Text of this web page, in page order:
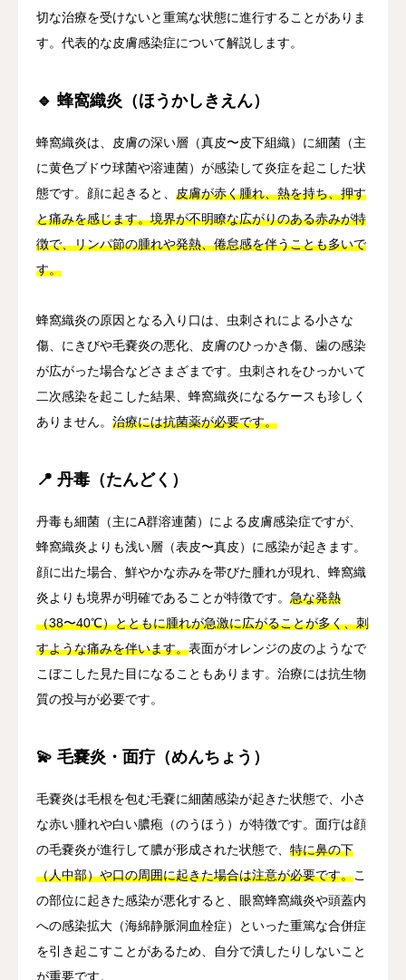
切な治療を受けないと重篤な状態に進行することがありま
す。代表的な皮膚感染症について解説します。
🔹 蜂窩織炎（ほうかしきえん）
蜂窩織炎は、皮膚の深い層（真皮〜皮下組織）に細菌（主
に黄色ブドウ球菌や溶連菌）が感染して炎症を起こした状
態です。顔に起きると、 皮膚が赤く腫れ、熱を持ち、押す
と痛みを感じます。境界が不明瞭な広がりのある赤みが特
徴で、リンパ節の腫れや発熱、倦怠感を伴うことも多いで
す。
蜂窩織炎の原因となる入り口は、虫刺されによる小さな
傷、にきびや毛嚢炎の悪化、皮膚のひっかき傷、歯の感染
が広がった場合などさまざまです。虫刺されをひっかいて
二次感染を起こした結果、蜂窩織炎になるケースも珍しく
ありません。 治療には抗菌薬が必要です。
📍 丹毒（たんどく）
丹毒も細菌（主にA群溶連菌）による皮膚感染症ですが、
蜂窩織炎よりも浅い層（表皮〜真皮）に感染が起きます。
顔に出た場合、鮮やかな赤みを帯びた腫れが現れ、蜂窩織
炎よりも境界が明確であることが特徴です。 急な発熱
（38〜40℃）とともに腫れが急激に広がることが多く、刺
すような痛みを伴います。表面がオレンジの皮のようなで
こぼこした見た目になることもあります。治療には抗生物
質の投与が必要です。
💫 毛嚢炎・面疔（めんちょう）
毛嚢炎は毛根を包む毛嚢に細菌感染が起きた状態で、小さ
な赤い腫れや白い膿疱（のうほう）が特徴です。面疔は顔
の毛嚢炎が進行して膿が形成された状態で、 特に鼻の下
（人中部）や口の周囲に起きた場合は注意が必要です。こ
の部位に起きた感染が悪化すると、眼窩蜂窩織炎や頭蓋内
への感染拡大（海綿静脈洞血栓症）といった重篤な合併症
を引き起こすことがあるため、自分で潰したりしないこと
が重要です。